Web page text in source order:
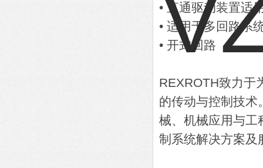
• 直通驱动装置适
• 适用于多回路系
• 开式回路
REXROTH致力于
的传动与控制技术
械、机械应用与工
制系统解决方案及